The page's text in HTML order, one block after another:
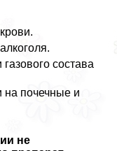
состава
на почечные и
не